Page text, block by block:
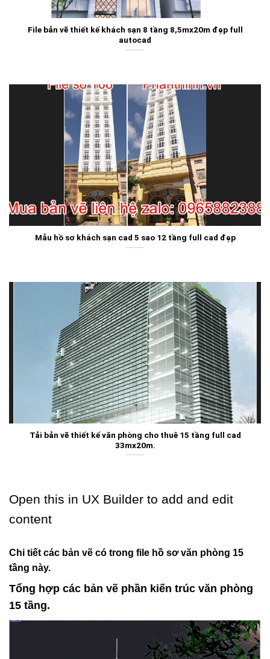
File bản vẽ thiết kế khách sạn 8 tầng 8,5mx20m đẹp full
autocad
Mẫu hồ sơ khách sạn cad 5 sao 12 tầng full cad đẹp
Tải bản vẽ thiết kế văn phòng cho thuê 15 tầng full cad
33mx20m.
Open this in UX Builder to add and edit
content
Chi tiết các bản vẽ có trong file hồ sơ văn phòng 15
tầng này.
Tổng hợp các bản vẽ phần kiến trúc văn phòng
15 tầng.